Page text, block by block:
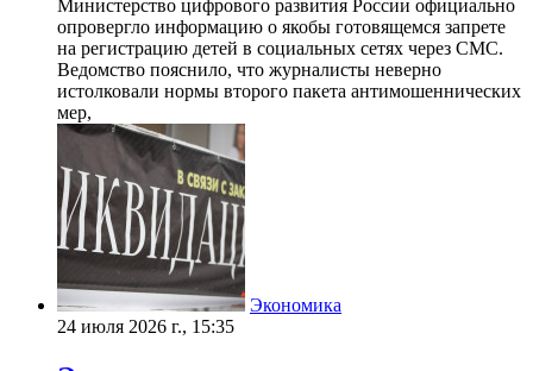
Министерство цифрового развития России официально
опровергло информацию о якобы готовящемся запрете
на регистрацию детей в социальных сетях через СМС.
Ведомство пояснило, что журналисты неверно
истолковали нормы второго пакета антимошеннических
мер,
Экономика
24 июля 2026 г., 15:35